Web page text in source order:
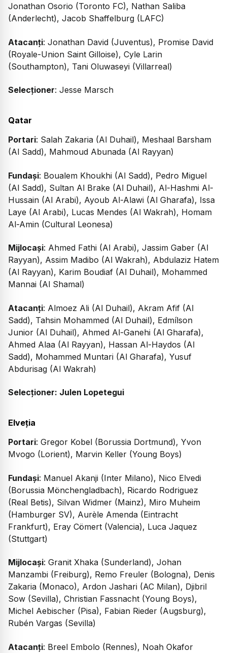
Jonathan Osorio (Toronto FC), Nathan Saliba
(Anderlecht), Jacob Shaffelburg (LAFC)
Atacanți: Jonathan David (Juventus), Promise David
(Royale-Union Saint Gilloise), Cyle Larin
(Southampton), Tani Oluwaseyi (Villarreal)
Selecționer: Jesse Marsch
Qatar
Portari: Salah Zakaria (Al Duhail), Meshaal Barsham
(Al Sadd), Mahmoud Abunada (Al Rayyan)
Fundași: Boualem Khoukhi (Al Sadd), Pedro Miguel
(Al Sadd), Sultan Al Brake (Al Duhail), Al-Hashmi Al-
Hussain (Al Arabi), Ayoub Al-Alawi (Al Gharafa), Issa
Laye (Al Arabi), Lucas Mendes (Al Wakrah), Homam
Al-Amin (Cultural Leonesa)
Mijlocași: Ahmed Fathi (Al Arabi), Jassim Gaber (Al
Rayyan), Assim Madibo (Al Wakrah), Abdulaziz Hatem
(Al Rayyan), Karim Boudiaf (Al Duhail), Mohammed
Mannai (Al Shamal)
Atacanți: Almoez Ali (Al Duhail), Akram Afif (Al
Sadd), Tahsin Mohammed (Al Duhail), Edmílson
Junior (Al Duhail), Ahmed Al-Ganehi (Al Gharafa),
Ahmed Alaa (Al Rayyan), Hassan Al-Haydos (Al
Sadd), Mohammed Muntari (Al Gharafa), Yusuf
Abdurisag (Al Wakrah)
Selecționer: Julen Lopetegui
Elveția
Portari: Gregor Kobel (Borussia Dortmund), Yvon
Mvogo (Lorient), Marvin Keller (Young Boys)
Fundași: Manuel Akanji (Inter Milano), Nico Elvedi
(Borussia Mönchengladbach), Ricardo Rodriguez
(Real Betis), Silvan Widmer (Mainz), Miro Muheim
(Hamburger SV), Aurèle Amenda (Eintracht
Frankfurt), Eray Cömert (Valencia), Luca Jaquez
(Stuttgart)
Mijlocași: Granit Xhaka (Sunderland), Johan
Manzambi (Freiburg), Remo Freuler (Bologna), Denis
Zakaria (Monaco), Ardon Jashari (AC Milan), Djibril
Sow (Sevilla), Christian Fassnacht (Young Boys),
Michel Aebischer (Pisa), Fabian Rieder (Augsburg),
Rubén Vargas (Sevilla)
Atacanți: Breel Embolo (Rennes), Noah Okafor